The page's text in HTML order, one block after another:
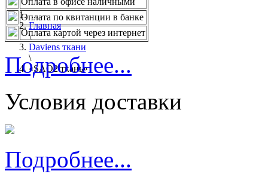
...
Главная
\
Daviens ткани
\
«SAO2 ткань»
Оплата по квитанции в банке
Оплата картой через интернет
Подробнее...
Условия доставки
Подробнее...